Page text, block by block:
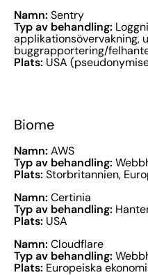
Namn: Sentry
Typ av behandling:
applikationsövervakning,
buggrapportering/
Plats: USA
Biome
Namn: AWS
Typ av behandling:
Plats: Storbritannien,
Namn: Certinia
Typ av behandling:
Plats: USA
Namn: Cloudflare
Typ av behandling:
Plats: Europeiska